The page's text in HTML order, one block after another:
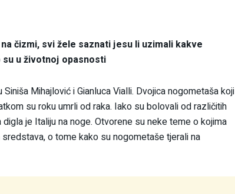
čizmi, svi žele saznati jesu li uzimali kakve
u životnoj opasnosti
Mihajlović i Gianluca Vialli. Dvojica nogometaša koji
su roku umrli od raka. Iako su bolovali od različitih
je Italiju na noge. Otvorene su neke teme o kojima
o tome kako su nogometaše tjerali na